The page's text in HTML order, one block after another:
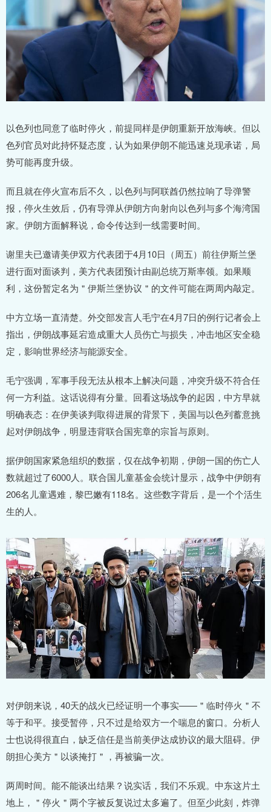
以色列也同意了临时停火，前提同样是伊朗重新开放海峡。但以
色列官员对此持怀疑态度，认为如果伊朗不能迅速兑现承诺，局
势可能再度升级。
而且就在停火宣布后不久，以色列与阿联酋仍然拉响了导弹警
报，停火生效后，仍有导弹从伊朗方向射向以色列与多个海湾国
家。伊朗方面解释说，命令传达到一线需要时间。
谢里夫已邀请美伊双方代表团于4月10日（周五）前往伊斯兰堡
进行面对面谈判，美方代表团预计由副总统万斯率领。如果顺
利，这份暂定名为＂伊斯兰堡协议＂的文件可能在两周内敲定。
中方立场一直清楚。外交部发言人毛宁在4月7日的例行记者会上
指出，伊朗战事延宕造成重大人员伤亡与损失，冲击地区安全稳
定，影响世界经济与能源安全。
毛宁强调，军事手段无法从根本上解决问题，冲突升级不符合任
何一方利益。这话说得有分量。回看这场战争的起因，中方早就
明确表态：在伊美谈判取得进展的背景下，美国与以色列蓄意挑
起对伊朗战争，明显违背联合国宪章的宗旨与原则。
据伊朗国家紧急组织的数据，仅在战争初期，伊朗一国的伤亡人
数就超过了6000人。联合国儿童基金会统计显示，战争中伊朗有
206名儿童遇难，黎巴嫩有118名。这些数字背后，是一个个活生
生的人。
对伊朗来说，40天的战火已经证明一个事实——＂临时停火＂不
等于和平。接受暂停，只不过是给双方一个喘息的窗口。分析人
士也说得很直白，缺乏信任是当前美伊达成协议的最大阻碍。伊
朗担心美方＂以谈掩打＂，再被骗一次。
两周时间。能不能谈出结果？说实话，我们不乐观。中东这片土
地上，＂停火＂两个字被反复说过太多遍了。但至少此刻，炸弹